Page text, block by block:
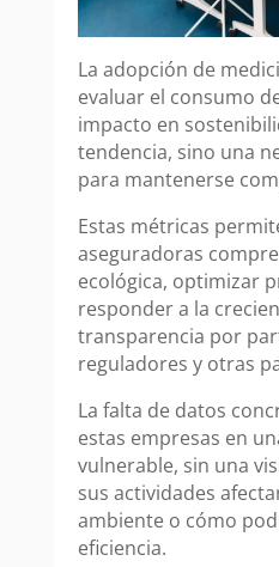
La adopción de
evaluar el consumo
impacto en
tendencia, sino una
para mantenerse
Estas métricas
aseguradoras
ecológica, optimizar
responder a la
transparencia por
reguladores y otras
La falta de datos
estas empresas en
vulnerable, sin una
sus actividades
ambiente o cómo
eficiencia.